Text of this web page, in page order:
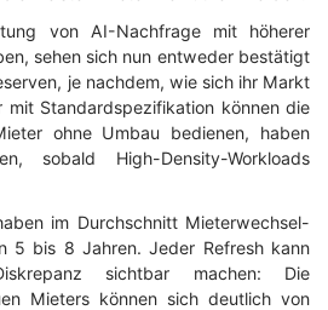
von AI-Nachfrage mit höherer
sehen sich nun entweder bestätigt
je nachdem, wie sich ihr Markt
Standardspezifikation können die
ohne Umbau bedienen, haben
sobald High-Density-Workloads
im Durchschnitt Mieterwechsel-
5 bis 8 Jahren. Jeder Refresh kann
sichtbar machen: Die
Mieters können sich deutlich von